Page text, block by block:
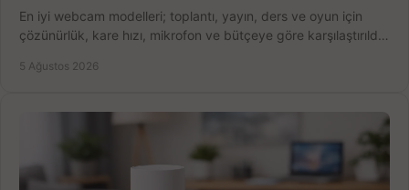
En iyi webcam modelleri; toplantı, yayın, ders ve oyun için
çözünürlük, kare hızı, mikrofon ve bütçeye göre karşılaştırıldı.
5 Ağustos 2026